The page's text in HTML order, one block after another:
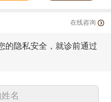
在线咨询
的隐私安全，就诊前通过